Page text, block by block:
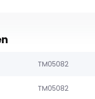
TM05082
TM05082